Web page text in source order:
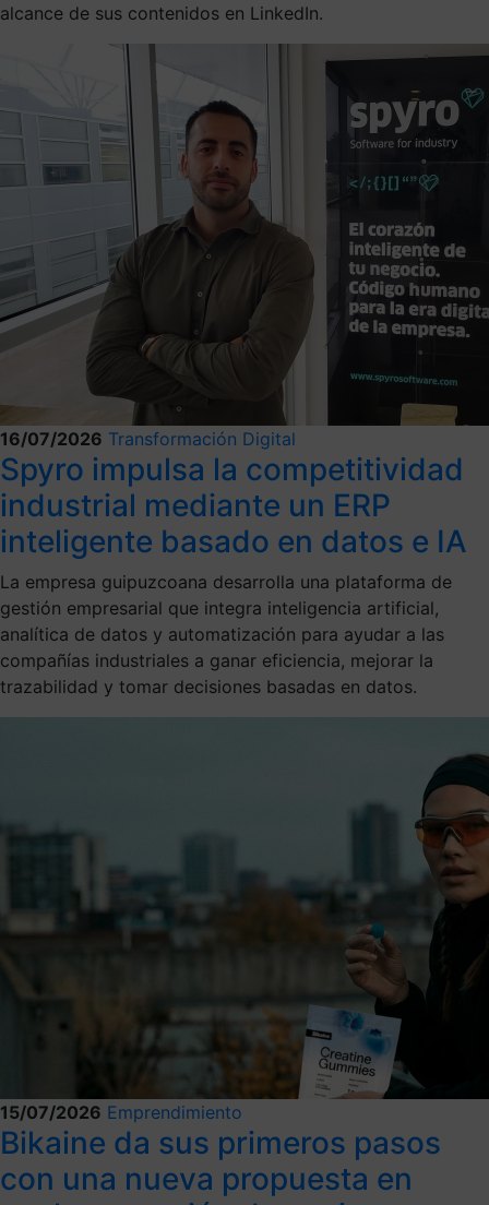
alcance de sus contenidos en LinkedIn.
16/07/2026 Transformación Digital
Spyro impulsa la competitividad
industrial mediante un ERP
inteligente basado en datos e IA
La empresa guipuzcoana desarrolla una plataforma de
gestión empresarial que integra inteligencia artificial,
analítica de datos y automatización para ayudar a las
compañías industriales a ganar eficiencia, mejorar la
trazabilidad y tomar decisiones basadas en datos.
15/07/2026 Emprendimiento
Bikaine da sus primeros pasos
con una nueva propuesta en